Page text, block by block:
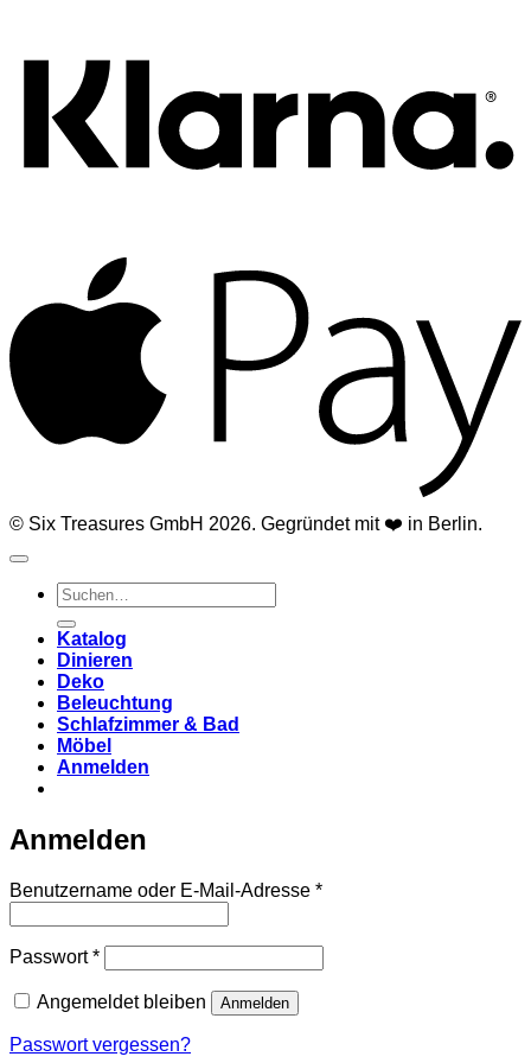
© Six Treasures GmbH 2026. Gegründet mit ❤️ in Berlin.
Suchen
nach:
Katalog
Dinieren
Deko
Beleuchtung
Schlafzimmer & Bad
Möbel
Anmelden
Anmelden
Benutzername oder E-Mail-Adresse *Erforderlich
Passwort*Erforderlich
Angemeldet bleiben Anmelden
Passwort vergessen?